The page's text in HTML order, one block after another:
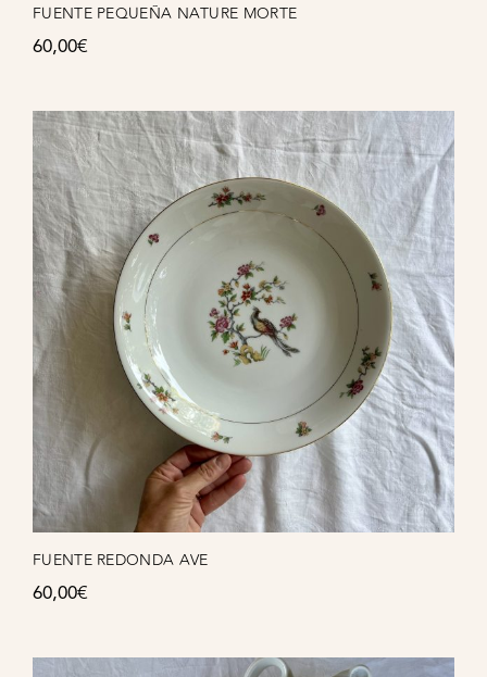
FUENTE PEQUEÑA NATURE MORTE
60,00€
FUENTE REDONDA AVE
60,00€